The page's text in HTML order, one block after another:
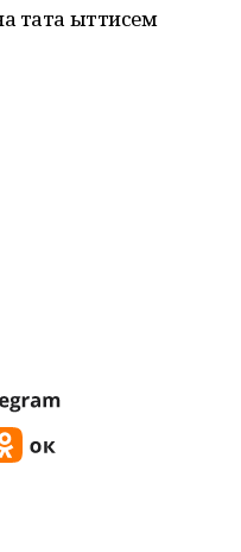
тата ыттисем